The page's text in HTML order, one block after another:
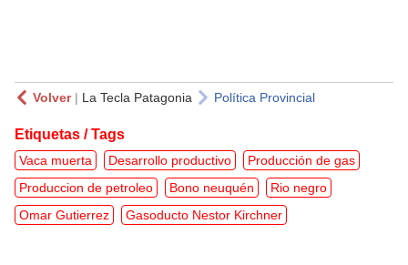
Volver| La Tecla Patagonia Política Provincial
Etiquetas / Tags
Vaca muerta Desarrollo productivo
Producción de gas
Produccion de petroleo
Bono neuquén
Rio negro
Omar Gutierrez
Gasoducto Nestor Kirchner